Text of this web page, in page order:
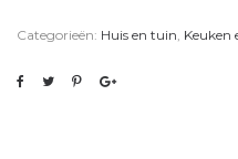
Categorieën: Huis en tuin, Keuken